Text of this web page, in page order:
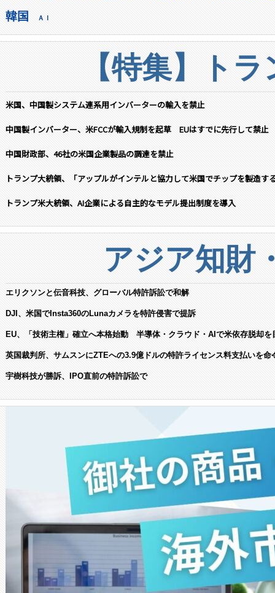
韓国 ＡＩ
【特集】ト
米国、中国製システム連系用インバーターの輸入を禁止
中国製インバーター、米FCCが輸入規制を起草 EUはすでに先行して禁止
中国財政部、46社の米国企業製品の調達を禁止
トランプ大統領、「アップルがインテルと協力して米国でチップを製造す
トランプ米大統領、AI企業による自主的なモデル提出制度を導入
アジア知財
エリクソンと伝音科技、グローバル特許訴訟で和解
DJI、米国でInsta360のLunaカメラを特許侵害で提訴
EU、「技術主権」確立へ本格始動 半導体・クラウド・AIで米依存脱却を
英国裁判所、サムスンにZTEへの3.9億ドルの特許ライセンス料支払いを命
宇樹科技が勝訴、IPO直前の特許訴訟で